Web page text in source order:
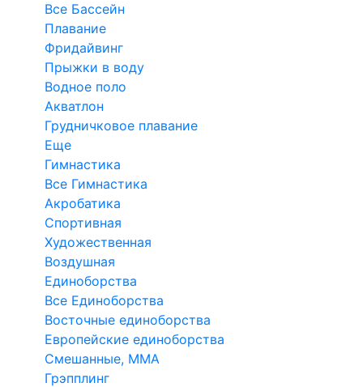
Все Бассейн
Плавание
Фридайвинг
Прыжки в воду
Водное поло
Акватлон
Грудничковое плавание
Еще
Гимнастика
Все Гимнастика
Акробатика
Спортивная
Художественная
Воздушная
Единоборства
Все Единоборства
Восточные единоборства
Европейские единоборства
Смешанные, ММА
Грэпплинг